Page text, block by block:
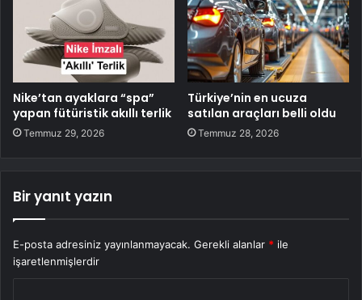
Nike’tan ayaklara “spa”
yapan fütüristik akıllı terlik
Temmuz 29, 2026
Türkiye’nin en ucuza
satılan araçları belli oldu
Temmuz 28, 2026
Bir yanıt yazın
E-posta adresiniz yayınlanmayacak. Gerekli alanlar * ile
işaretlenmişlerdir